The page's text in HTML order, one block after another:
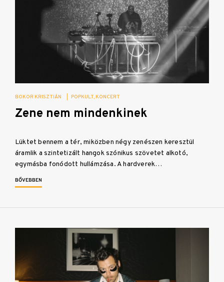
BOKOR KRISZTIÁN POPKULT KONCERT
Zene nem mindenkinek
Lüktet bennem a tér, miközben négy zenészen keresztül
áramlik a szintetizált hangok szónikus szövetet alkotó,
egymásba fonódott hullámzása. A hardverek…
BŐVEBBEN